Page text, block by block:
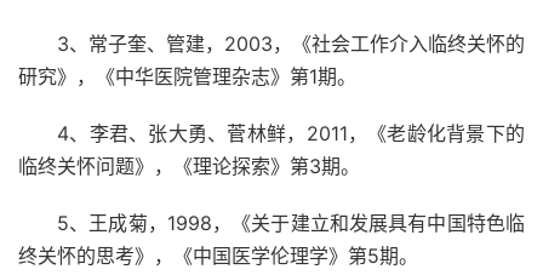
3、常子奎、管建，2003，《社会工作介入临终关怀的
研究》，《中华医院管理杂志》第1期。
4、李君、张大勇、菅林鲜，2011，《老龄化背景下的
临终关怀问题》，《理论探索》第3期。
5、王成菊，1998，《关于建立和发展具有中国特色临
终关怀的思考》，《中国医学伦理学》第5期。